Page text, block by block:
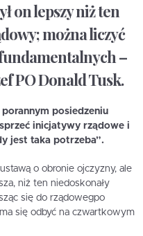
on lepszy niż ten
można liczyć
–
PO Donald Tusk.
posiedzeniu
inicjatywy rządowe i
jest taka potrzeba”.
o obronie ojczyzny, ale
niż ten niedoskonały
się do rządowegpo
się odbyć na czwartkowym